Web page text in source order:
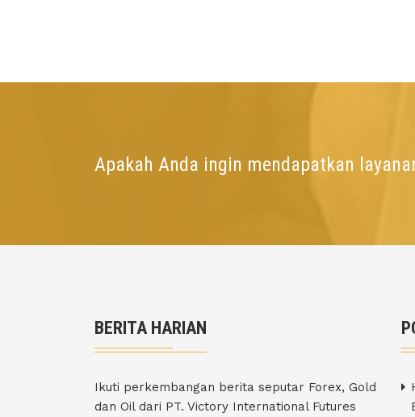
Apakah Anda ingin mendapatkan
BERITA HARIAN
Ikuti perkembangan berita seputar Forex, Gold
dan Oil dari PT. Victory International Futures